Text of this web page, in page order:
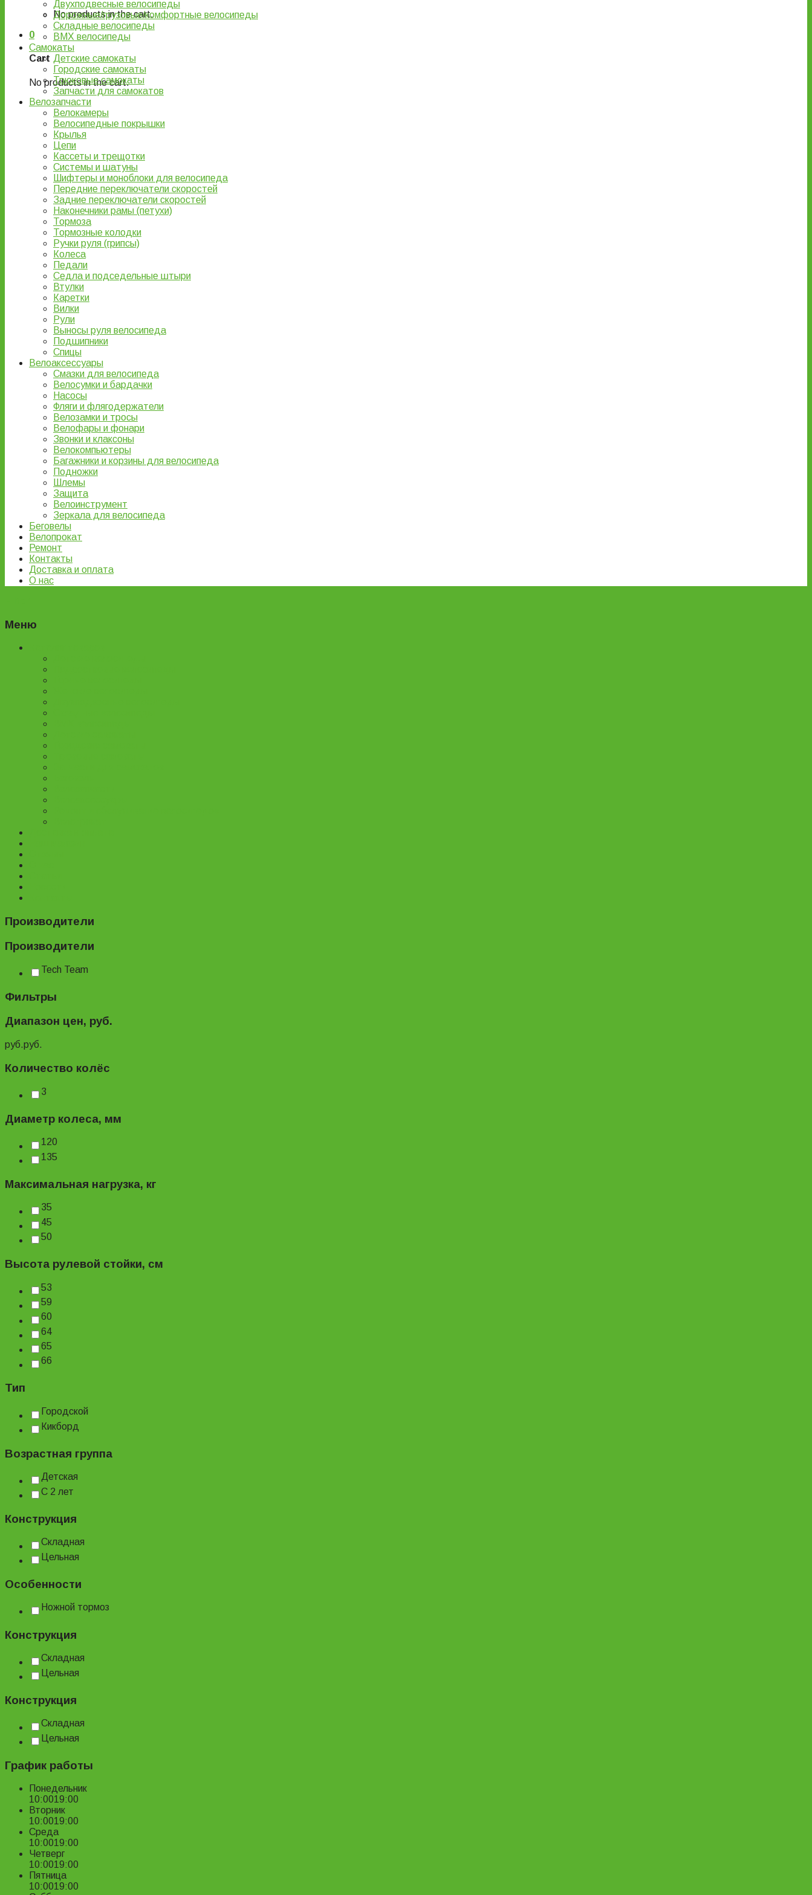
No products in the cart.
0
Cart
No products in the cart.
Двухподвесные велосипеды
Дорожные/грузовые/комфортные велосипеды
Складные велосипеды
BMX велосипеды
Самокаты
Детские самокаты
Городские самокаты
Трюковые самокаты
Запчасти для самокатов
Велозапчасти
Велокамеры
Велосипедные покрышки
Крылья
Цепи
Кассеты и трещотки
Системы и шатуны
Шифтеры и моноблоки для велосипеда
Передние переключатели скоростей
Задние переключатели скоростей
Наконечники рамы (петухи)
Тормоза
Тормозные колодки
Ручки руля (грипсы)
Колеса
Педали
Седла и подседельные штыри
Втулки
Каретки
Вилки
Рули
Выносы руля велосипеда
Подшипники
Спицы
Велоаксессуары
Смазки для велосипеда
Велосумки и бардачки
Насосы
Фляги и флягодержатели
Велозамки и тросы
Велофары и фонари
Звонки и клаксоны
Велокомпьютеры
Багажники и корзины для велосипеда
Подножки
Шлемы
Защита
Велоинструмент
Зеркала для велосипеда
Беговелы
Велопрокат
Ремонт
Контакты
Доставка и оплата
О нас
Меню
Производители
Производители
Tech Team
Фильтры
Диапазон цен, руб.
руб.руб.
Количество колёс
3
Диаметр колеса, мм
120
135
Максимальная нагрузка, кг
35
45
50
Высота рулевой стойки, см
53
59
60
64
65
66
Тип
Городской
Кикборд
Возрастная группа
Детская
С 2 лет
Конструкция
Складная
Цельная
Особенности
Ножной тормоз
Конструкция
Складная
Цельная
Конструкция
Складная
Цельная
График работы
Понедельник
10:0019:00
Вторник
10:0019:00
Среда
10:0019:00
Четверг
10:0019:00
Пятница
10:0019:00